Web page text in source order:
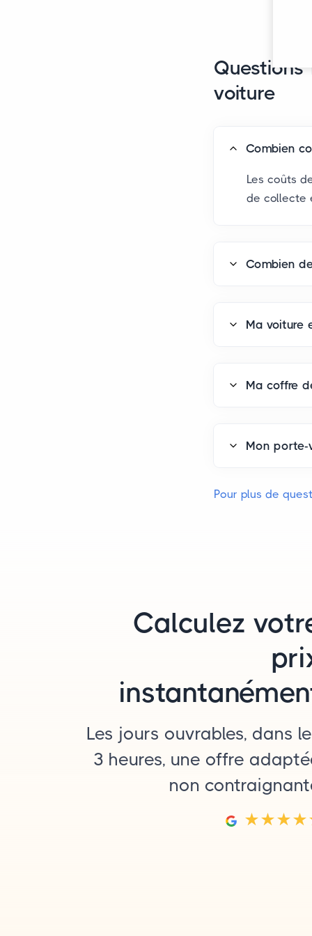
voiture
Combien
Les coûts
de collecte
Combien
Ma voiture
Ma coffre
Mon porte-
Pour plus de
Calculez
Les jours ouvrables, dans
3 heures, une offre
non